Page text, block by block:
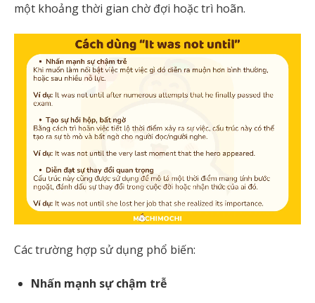
một khoảng thời gian chờ đợi hoặc trì hoãn.
Các trường hợp sử dụng phổ biến:
Nhấn mạnh sự chậm trễ